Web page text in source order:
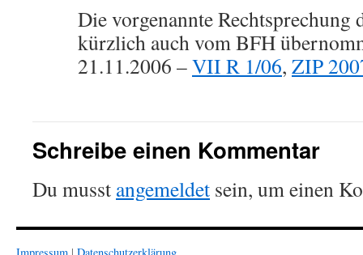
Die vorgenannte Rechtsprechung
kürzlich auch vom BFH
21.11.2006 –VII R 1/06, ZIP
Schreibe einen Kommentar
Du musst angemeldet sein, um einen